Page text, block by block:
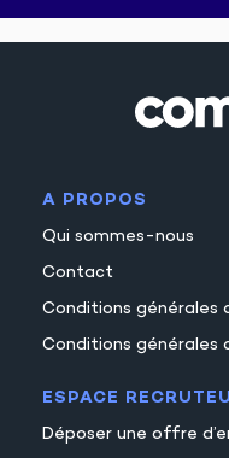
A PROPOS
Qui sommes-nous
Contact
Conditions générales
Conditions générales
ESPACE
Déposer une offre